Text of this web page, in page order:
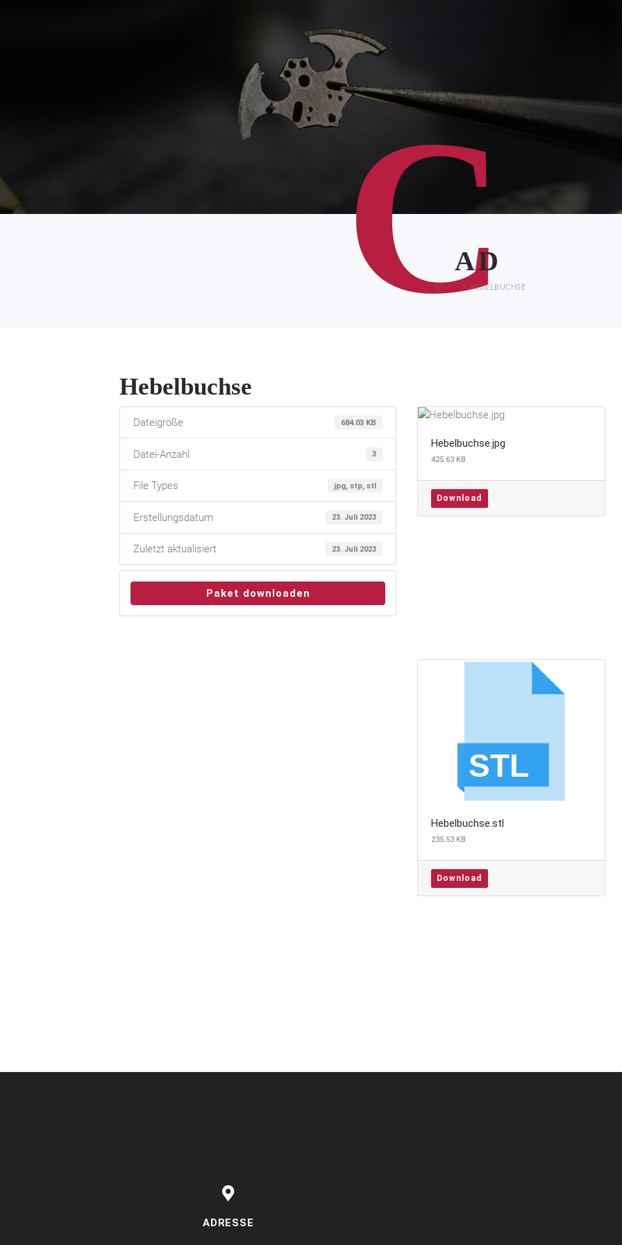
C
AD
HEBELBUCHSE
Hebelbuchse
Dateigröße 684.03 KB
Datei-Anzahl 3
File Types jpg, stp, stl
Erstellungsdatum 23. Juli 2023
Zuletzt aktualisiert 23. Juli 2023
Paket downloaden
Hebelbuchse.jpg
425.63 KB
Download
Hebelbuchse.stl
235.53 KB
Download
ADRESSE